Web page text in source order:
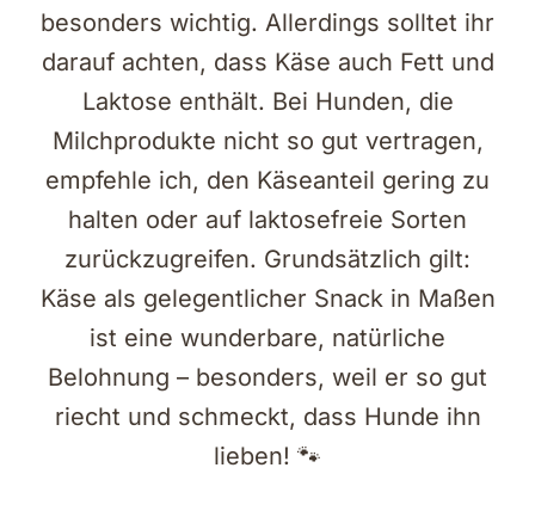
besonders wichtig. Allerdings solltet ihr
darauf achten, dass Käse auch Fett und
Laktose enthält. Bei Hunden, die
Milchprodukte nicht so gut vertragen,
empfehle ich, den Käseanteil gering zu
halten oder auf laktosefreie Sorten
zurückzugreifen. Grundsätzlich gilt:
Käse als gelegentlicher Snack in Maßen
ist eine wunderbare, natürliche
Belohnung – besonders, weil er so gut
riecht und schmeckt, dass Hunde ihn
lieben! 🐾